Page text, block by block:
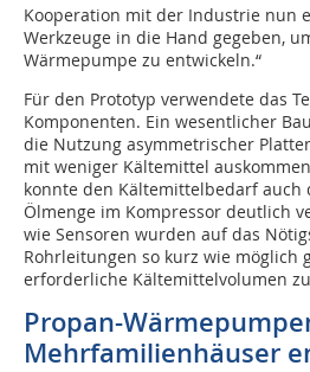
Kooperation mit der Industrie nun
Werkzeuge in die Hand gegeben,
Wärmepumpe zu entwickeln.“
Für den Prototyp verwendete das
Komponenten. Ein wesentlicher
die Nutzung asymmetrischer
mit weniger Kältemittel
konnte den Kältemittelbedarf
Ölmenge im Kompressor deutlich
wie Sensoren wurden auf das
Rohrleitungen so kurz wie möglich
erforderliche Kältemittelvolumen
Propan-
Mehrfamilienhäuser